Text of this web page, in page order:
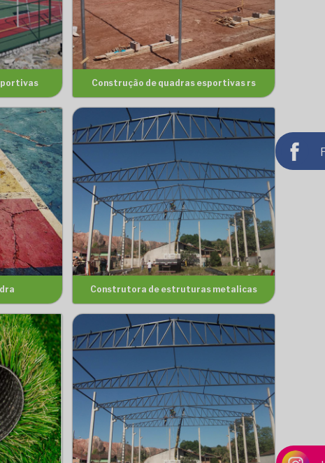
Construção de quadras esportivas rs
Construtora de estruturas metalicas